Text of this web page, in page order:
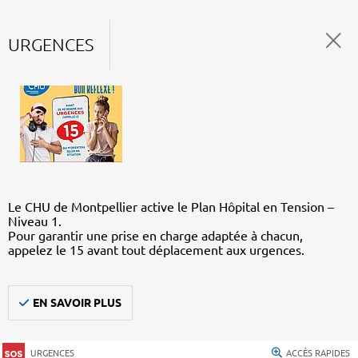
URGENCES
Le CHU de Montpellier active le Plan Hôpital en Tension –
Niveau 1.
Pour garantir une prise en charge adaptée à chacun,
appelez le 15 avant tout déplacement aux urgences.
EN SAVOIR PLUS
URGENCES ACCÈS RAPIDES